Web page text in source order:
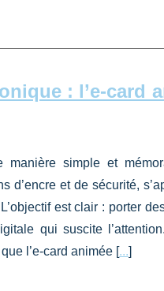
: l’e‑card
simple et
d’encre et de sécurité,
est clair : porter
qui suscite
l’e‑card animée [ ...